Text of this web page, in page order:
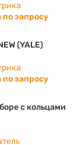
по запросу
(YALE)
по запросу
с кольцами